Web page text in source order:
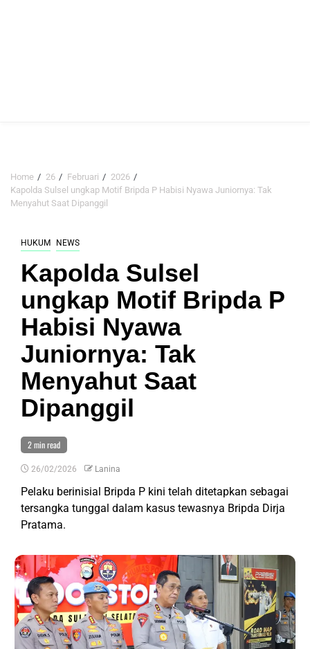
Home 26 Februari
2026
Kapolda Sulsel ungkap Motif Bripda P Habisi Nyawa Juniornya: Tak
Menyahut Saat Dipanggil
HUKUM NEWS
Kapolda Sulsel
ungkap Motif Bripda P
Habisi Nyawa
Juniornya: Tak
Menyahut Saat
Dipanggil
2 min read
26/02/2026 Lanina
Pelaku berinisial Bripda P kini telah ditetapkan sebagai
tersangka tunggal dalam kasus tewasnya Bripda Dirja
Pratama.